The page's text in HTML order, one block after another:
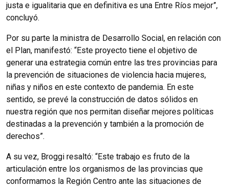
justa e igualitaria que en definitiva es una Entre Ríos mejor”,
concluyó.
Por su parte la ministra de Desarrollo Social, en relación con
el Plan, manifestó: “Este proyecto tiene el objetivo de
generar una estrategia común entre las tres provincias para
la prevención de situaciones de violencia hacia mujeres,
niñas y niños en este contexto de pandemia. En este
sentido, se prevé la construcción de datos sólidos en
nuestra región que nos permitan diseñar mejores políticas
destinadas a la prevención y también a la promoción de
derechos”.
A su vez, Broggi resaltó: “Este trabajo es fruto de la
articulación entre los organismos de las provincias que
conformamos la Región Centro ante las situaciones de